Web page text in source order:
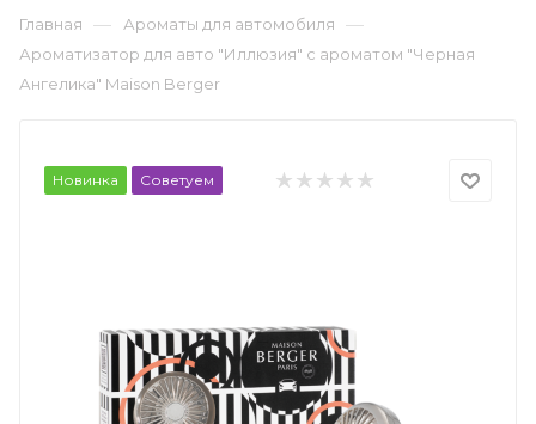
Главная — Ароматы для автомобиля —
Ароматизатор для авто "Иллюзия" с ароматом "Черная
Ангелика" Maison Berger
Новинка Советуем